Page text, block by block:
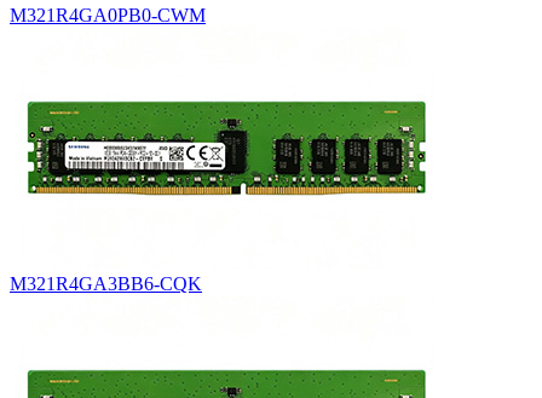
M321R4GA0PB0-CWM
M321R4GA3BB6-CQK